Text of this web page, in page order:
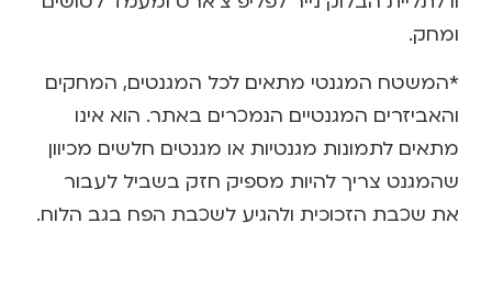
ומחק.
*המשטח המגנטי מתאים לכל המגנטים, המחקים
והאביזרים המגנטיים הנמכרים באתר. הוא אינו
מתאים לתמונות מגנטיות או מגנטים חלשים מכיוון
שהמגנט צריך להיות מספיק חזק בשביל לעבור
את שכבת הזכוכית ולהגיע לשכבת הפח בגב הלוח.